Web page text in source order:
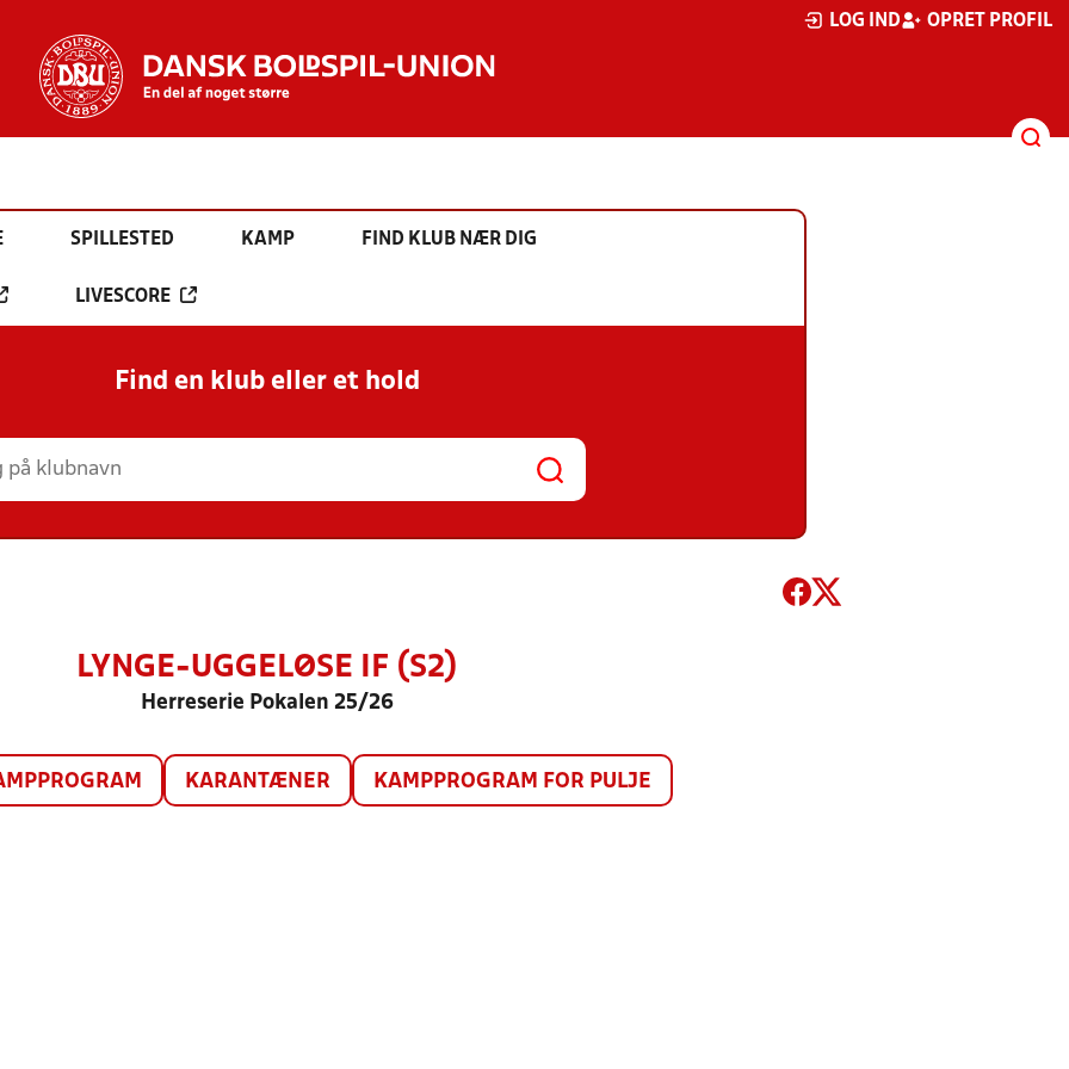
LOG IND OPRET PROFIL
SPILLESTED KAMP FIND KLUB NÆR DIG
LIVESCORE
Find en klub eller et hold
LYNGE-UGGELØSE IF (S2)
Herreserie Pokalen 25/26
KARANTÆNER KAMPPROGRAM FOR PULJE